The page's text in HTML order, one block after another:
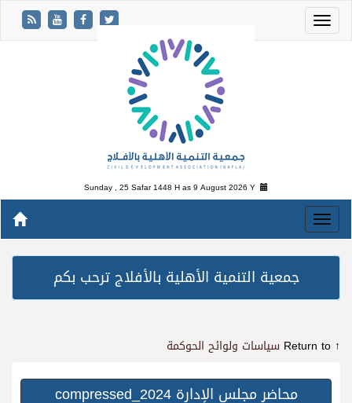
Sunday , 25 Safar 1448 H as9 August 2026 Y
جمعية التنمية الأهلية بالأفلاج ترحب بكم
↑ Return to سياسات ولوائح الحوكمة
محاضر مجلس الإدارة 2024_compressed